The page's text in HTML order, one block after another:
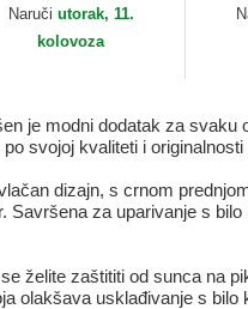
Naruči utorak, 11.
kolovoza
je modni dodatak za
svojoj kvaliteti i
dizajn, s crnom
Savršena za uparivanje s
želite zaštititi od sunca na
olakšava usklađivanje s